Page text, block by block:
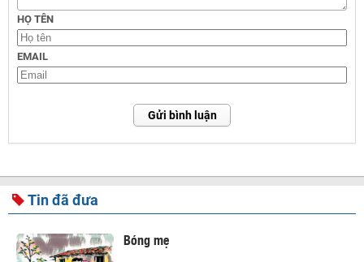
HỌ TÊN
EMAIL
Gửi bình luận
Tin đã đưa
Bóng mẹ